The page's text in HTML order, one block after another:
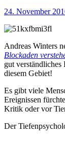
24. November
Andreas Winters
Blockaden
gut verständliches
diesem Gebiet!
Es gibt viele
Ereignissen
Kritik oder vor
Der